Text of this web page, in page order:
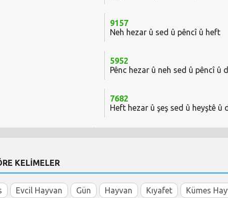
9157
Neh hezar û sed û pêncî û heft
5952
Pênc hezar û neh sed û pêncî û
7682
Heft hezar û şeş sed û heyştê û
KELİMELER
Evcil Hayvan Gün Hayvan Kıyafet
Kümes